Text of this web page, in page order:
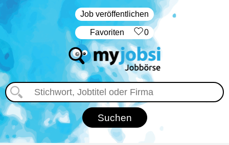
Job veröffentlichen
‏Favoriten 0